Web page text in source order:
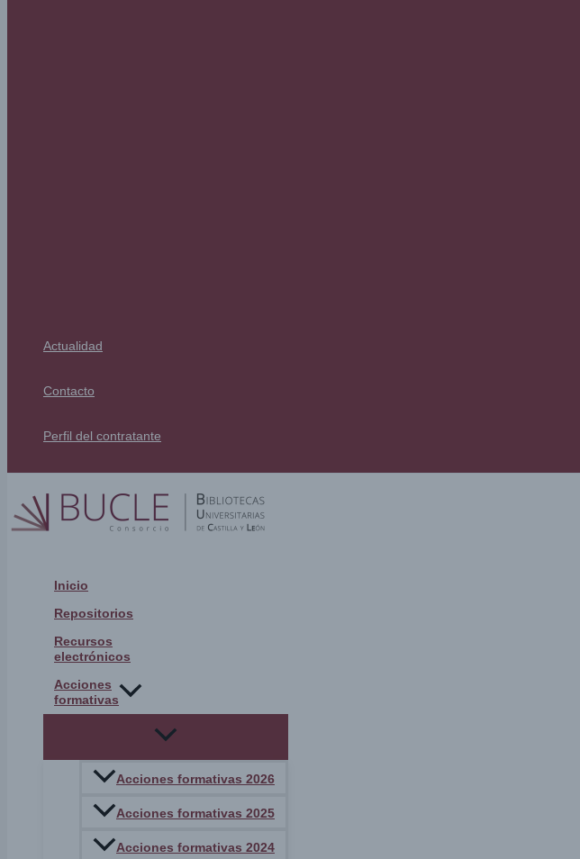
Actualidad
Contacto
Perfil del contratante
Inicio
Repositorios
Recursos
electrónicos
Acciones
formativas
Acciones formativas 2026
Acciones formativas 2025
Acciones formativas 2024